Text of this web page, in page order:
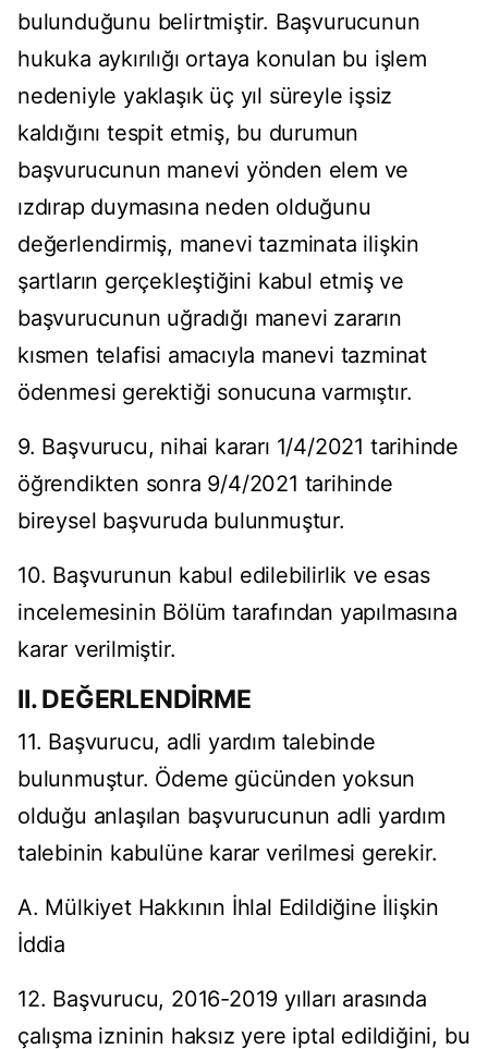
bulunduğunu belirtmiştir. Başvurucunun
hukuka aykırılığı ortaya konulan bu işlem
nedeniyle yaklaşık üç yıl süreyle işsiz
kaldığını tespit etmiş, bu durumun
başvurucunun manevi yönden elem ve
ızdırap duymasına neden olduğunu
değerlendirmiş, manevi tazminata ilişkin
şartların gerçekleştiğini kabul etmiş ve
başvurucunun uğradığı manevi zararın
kısmen telafisi amacıyla manevi tazminat
ödenmesi gerektiği sonucuna varmıştır.
9. Başvurucu, nihai kararı 1/4/2021 tarihinde
öğrendikten sonra 9/4/2021 tarihinde
bireysel başvuruda bulunmuştur.
10. Başvurunun kabul edilebilirlik ve esas
incelemesinin Bölüm tarafından yapılmasına
karar verilmiştir.
II. DEĞERLENDİRME
11. Başvurucu, adli yardım talebinde
bulunmuştur. Ödeme gücünden yoksun
olduğu anlaşılan başvurucunun adli yardım
talebinin kabulüne karar verilmesi gerekir.
A. Mülkiyet Hakkının İhlal Edildiğine İlişkin
İddia
12. Başvurucu, 2016-2019 yılları arasında
çalışma izninin haksız yere iptal edildiğini, bu